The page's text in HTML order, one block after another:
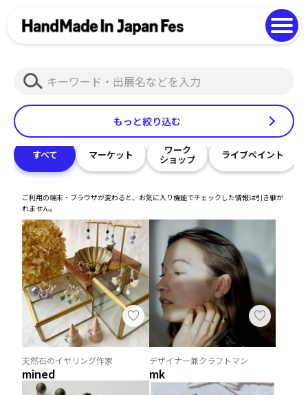
Photo Gallery
もっと絞り込む
検
索
すべて マーケット ワーク
ショップ ライブペイント
ご利用の端末・ブラウザが変わると、お気に入り機能でチェックした情報は引き継が
れません。
天然石のイヤリング作家
mined
デザイナー兼クラフトマン
mk